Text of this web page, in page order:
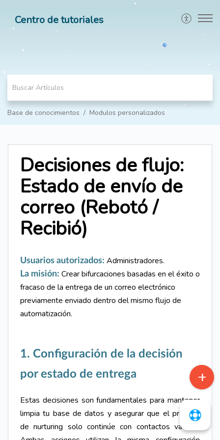
Centro de tutoriales
Base de conocimientos Modulos personalizados
Decisiones de flujo:
Estado de envío de
correo (Rebotó /
Recibió)
Usuarios autorizados: Administradores.
La misión: Crear bifurcaciones basadas en el éxito o
fracaso de la entrega de un correo electrónico
previamente enviado dentro del mismo flujo de
automatización.
1. Configuración de la decisión
por estado de entrega
Estas decisiones son fundamentales para mantener
limpia tu base de datos y asegurar que el proceso
de nurturing solo continúe con contactos válidos.